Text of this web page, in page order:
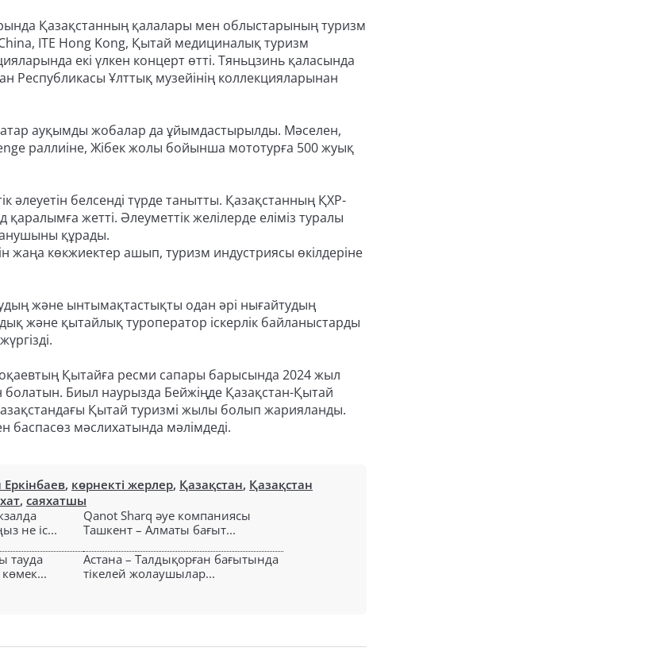
Қазақстанның қалалары мен облыстарының туризм
China, ITE Hong Kong, Қытай медициналық туризм
екі үлкен концерт өтті. Тяньцзинь қаласында
Республикасы Ұлттық музейінің коллекцияларынан
ауқымды жобалар да ұйымдастырылды. Мәселен,
раллиіне, Жібек жолы бойынша мототурға 500 жуық
әлеуетін белсенді түрде танытты. Қазақстанның ҚХР-
жетті. Әлеуметтік желілерде еліміз туралы
құрады.
көкжиектер ашып, туризм индустриясы өкілдеріне
және ынтымақтастықты одан әрі нығайтудың
және қытайлық туроператор іскерлік байланыстарды
Қытайға ресми сапары барысында 2024 жыл
Биыл наурызда Бейжіңде Қазақстан-Қытай
Қытай туризмі жылы болып жарияланды.
баспасөз мәслихатында мәлімдеді.
, көрнекті жерлер, Қазақстан, Қазақстан
, саяхатшы
не іс...
Qanot Sharq әуе компаниясы
Ташкент – Алматы бағыт...
тауда
Астана – Талдықорған бағытында
тікелей жолаушылар...